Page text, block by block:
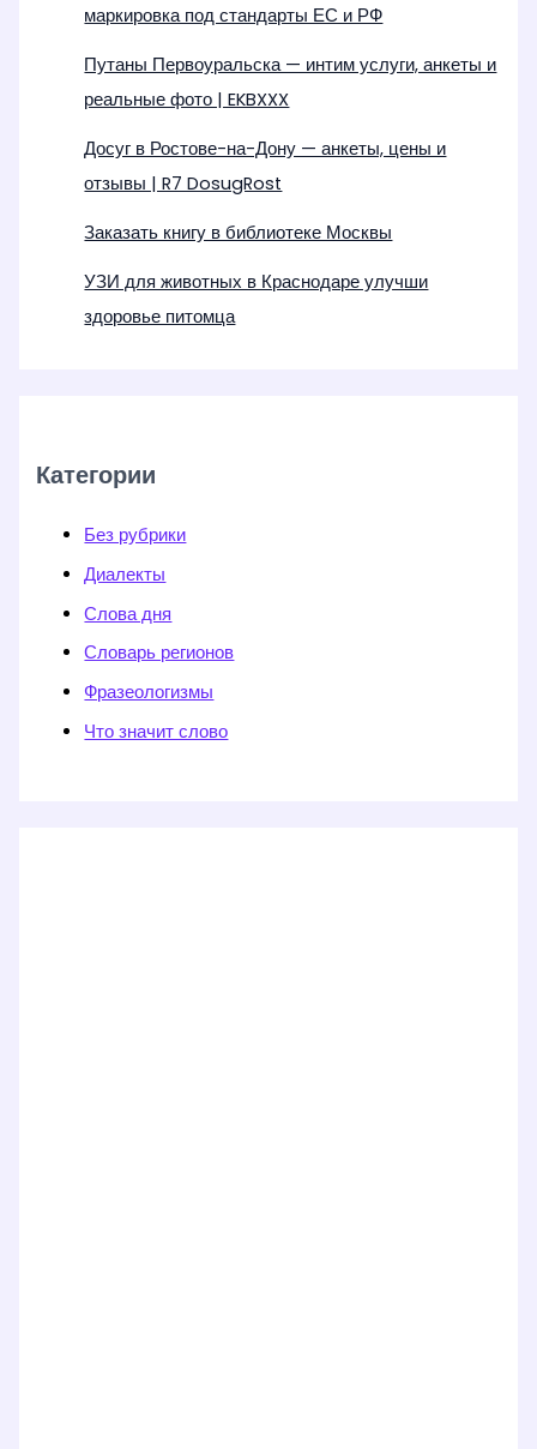
маркировка под стандарты ЕС и РФ
Путаны Первоуральска — интим услуги, анкеты и
реальные фото | EKBXXX
Досуг в Ростове-на-Дону — анкеты, цены и
отзывы | R7 DosugRost
Заказать книгу в библиотеке Москвы
УЗИ для животных в Краснодаре улучши
здоровье питомца
Категории
Без рубрики
Диалекты
Слова дня
Словарь регионов
Фразеологизмы
Что значит слово